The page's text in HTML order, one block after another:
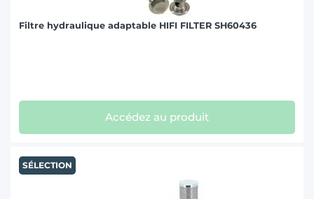
Filtre hydraulique adaptable HIFI FILTER SH60436
Accédez au produit
SÉLECTION